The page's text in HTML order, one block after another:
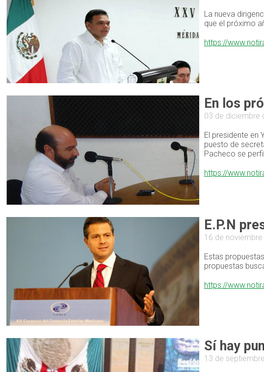
La nueva
que el próximo
https://
En los
03 de diciembre
El presidente en
puesto de
Pacheco se
https://
E.P.N
16 de
Estas
propuestas
https://
Sí hay
13 de